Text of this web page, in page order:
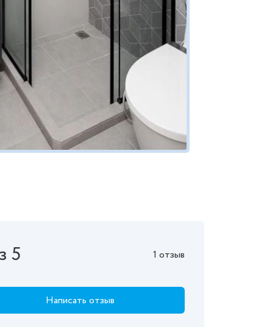
5 1 отзыв
Написать отзыв